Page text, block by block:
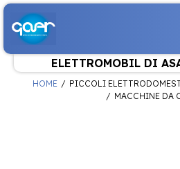
ELETTROMOBIL DI
HOME PICCOLI
MACCHINE DA